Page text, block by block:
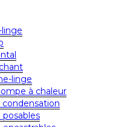
linge
linge
à chaleur
condensation
posables